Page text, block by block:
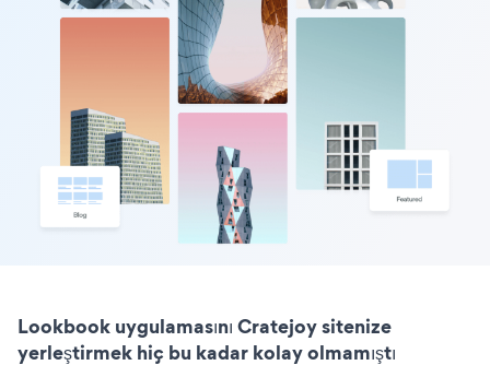
Lookbook uygulamasını Cratejoy sitenize
yerleştirmek hiç bu kadar kolay olmamıştı